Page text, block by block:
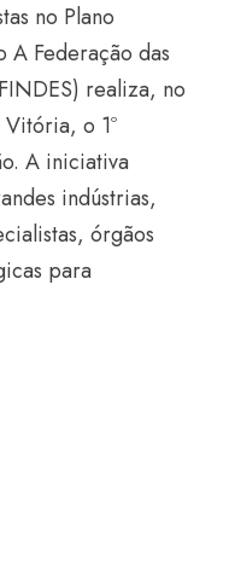
no Plano
A Federação das
realiza, no
o 1º
A iniciativa
indústrias,
órgãos
para